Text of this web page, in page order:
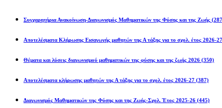
Συγχαρητήρια Ανακοίνωση-Διαγωνισμός Μαθηματικών της Φύσης και της Ζωής
Αποτελέσματα Κλήρωσης Εισαγωγής μαθητών της Α τάξης για το σχολ.
Θέματα και λύσεις διαγωνισμού μαθηματικών της φύσης και της ζωής 2026 (350)
Αποτελέσματα κλήρωσης μαθητών της Α τάξης για το σχολ. έτος 2026-27 (387)
Διαγωνισμός Μαθηματικών της Φύσης και της Ζωής-Σχολ. Έτος 2025-26 (445)